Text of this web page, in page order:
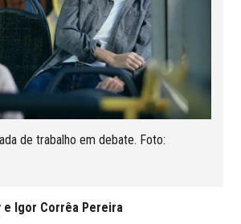
de trabalho em debate. Foto:
e Igor Corrêa Pereira